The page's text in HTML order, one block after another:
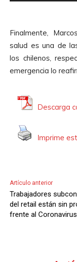
e
A
u
d
o
d
u
c
i
o
Finalmente,
salud es una de
los chilenos,
emergencia lo
Descarga
Imprime
Artículo anterior
Trabajadores
del retail están sin
frente al Coronavirus